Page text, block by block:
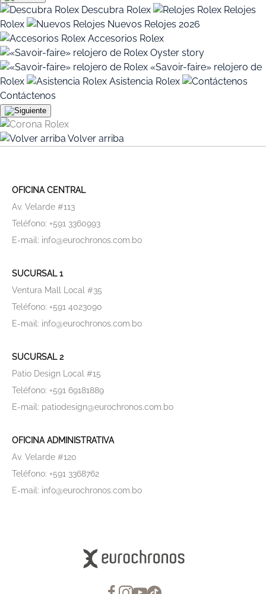
Descubra Rolex
Relojes
Rolex
Nuevos Relojes 2026
Accesorios Rolex
Oyster story
«Savoir-faire» relojero de
Rolex
Asistencia Rolex
Contáctenos
Volver arriba
OFICINA CENTRAL
Av. Velarde #113
Teléfono: +591 3360993
E-mail: info@eurochronos.com.bo
SUCURSAL 1
Ventura Mall Local #35
Teléfono: +591 4023090
E-mail: info@eurochronos.com.bo
SUCURSAL 2
Patio Design Local #15
Teléfono: +591 69181889
E-mail: patiodesign@eurochronos.com.bo
OFICINA ADMINISTRATIVA
Av. Velarde #120
Teléfono: +591 3368762
E-mail: info@eurochronos.com.bo